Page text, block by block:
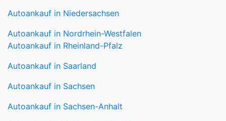
Autoankauf in Niedersachsen
Autoankauf in Nordrhein-Westfalen
Autoankauf in Rheinland-Pfalz
Autoankauf in Saarland
Autoankauf in Sachsen
Autoankauf in Sachsen-Anhalt